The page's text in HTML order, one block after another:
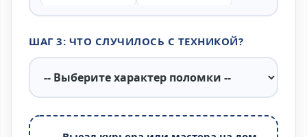
Garlyn Panasonic
ШАГ 3: ЧТО СЛУЧИЛОСЬ С ТЕХНИКОЙ?